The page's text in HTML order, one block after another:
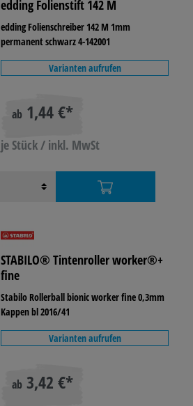
edding Folienstift 142 M
edding Folienschreiber 142 M 1mm
permanent schwarz 4-142001
Varianten aufrufen
ab 1,44 €*
je Stück / inkl. MwSt
STABILO® Tintenroller worker®+
fine
Stabilo Rollerball bionic worker fine 0,3mm
Kappen bl 2016/41
Varianten aufrufen
ab 3,42 €*